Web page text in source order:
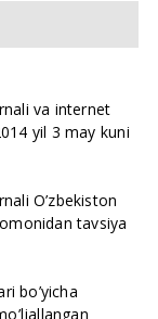
va internet
yil 3 may kuni
O’zbekiston
tavsiya
bo’yicha